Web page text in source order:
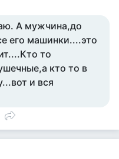
А мужчина,до
его машинки....это
то
кто то в
и вся